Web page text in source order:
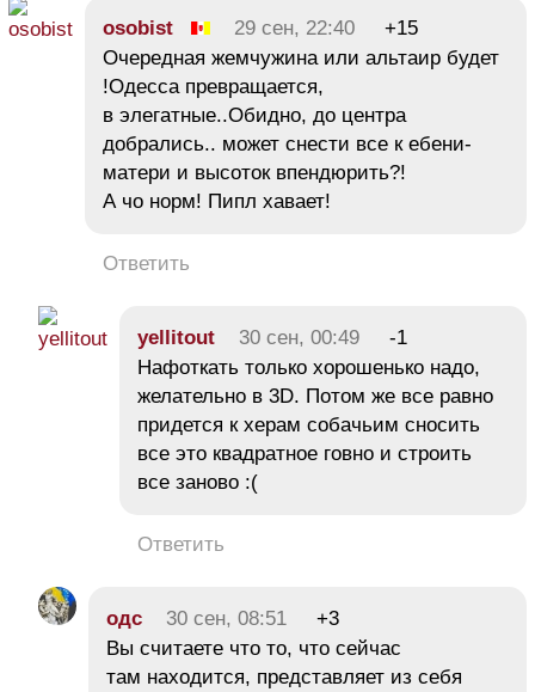
osobist 29 сен, 22:40
+15
Очередная жемчужина или альтаир будет
!Одесса превращается,
в элегатные..Обидно, до центра
добрались.. может снести все к ебени-
матери и высоток впендюрить?!
А чо норм! Пипл хавает!
Ответить
yellitout 30 сен, 00:49
-1
Нафоткать только хорошенько надо,
желательно в 3D. Потом же все равно
придется к херам собачьим сносить
все это квадратное говно и строить
все заново :(
Ответить
одс 30 сен, 08:51
+3
Вы считаете что то, что сейчас
там находится, представляет из себя